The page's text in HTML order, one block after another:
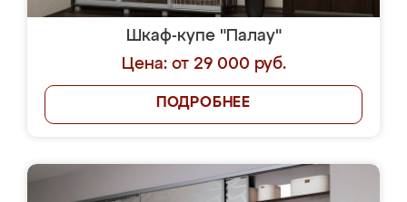
Шкаф-купе "Палау"
Цена: от 29 000 руб.
ПОДРОБНЕЕ